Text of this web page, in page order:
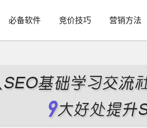
必备软件 竞价技巧 营销方法